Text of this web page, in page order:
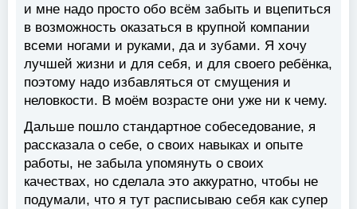
и мне надо просто обо всём забыть и вцепиться
в возможность оказаться в крупной компании
всеми ногами и руками, да и зубами. Я хочу
лучшей жизни и для себя, и для своего ребёнка,
поэтому надо избавляться от смущения и
неловкости. В моём возрасте они уже ни к чему.
Дальше пошло стандартное собеседование, я
рассказала о себе, о своих навыках и опыте
работы, не забыла упомянуть о своих
качествах, но сделала это аккуратно, чтобы не
подумали, что я тут расписываю себя как супер